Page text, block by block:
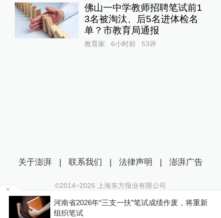
佛山一中学教师招聘笔试前1
3名被淘汰、后5名进体检名
单？市教育局通报
教育家 6小时前 53评
河南省2026年“三支一扶”笔试成绩作废，将重新
组织笔试
关于澎湃 | 联系我们 | 法律声明 | 澎湃广告
©2014~2026 上海东方报业有限公司
沪ICP证：沪B2-20170116 | 沪ICP备14003370号
互联网新闻信息服务许可证：31120170006